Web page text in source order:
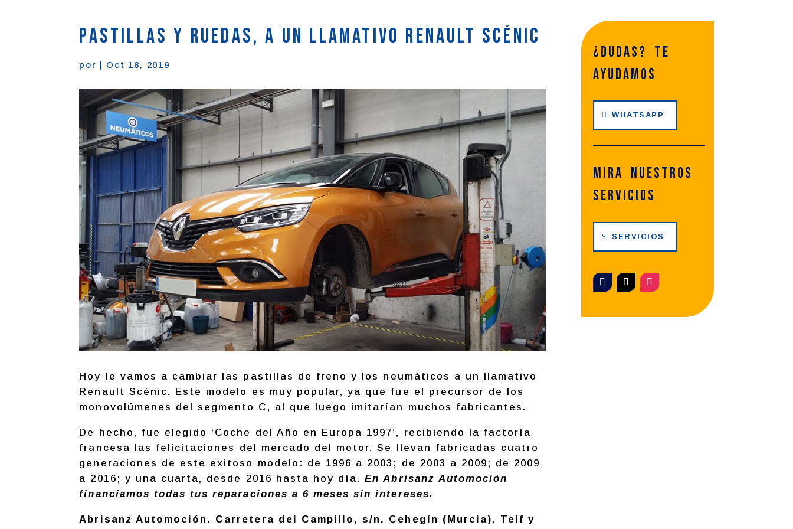
Pastillas y ruedas, a un llamativo Renault Scénic
por | Oct 18, 2019
Hoy le vamos a cambiar las pastillas de freno y los neumáticos a un llamativo
Renault Scénic. Este modelo es muy popular, ya que fue el precursor de los
monovolúmenes del segmento C, al que luego imitarían muchos fabricantes.
De hecho, fue elegido ‘Coche del Año en Europa 1997’, recibiendo la factoría
francesa las felicitaciones del mercado del motor. Se llevan fabricadas cuatro
generaciones de este exitoso modelo: de 1996 a 2003; de 2003 a 2009; de 2009
a 2016; y una cuarta, desde 2016 hasta hoy día.En Abrisanz Automoción
financiamos todas tus reparaciones a 6 meses sin intereses.
Abrisanz Automoción. Carretera del Campillo, s/n. Cehegín (Murcia). Telf y
¿dudas? te
ayudamos
WHATSAPP
Mira nuestros
servicios
SERVICIOS